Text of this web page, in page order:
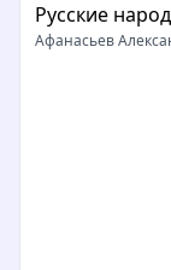
Русские
Афанасьев